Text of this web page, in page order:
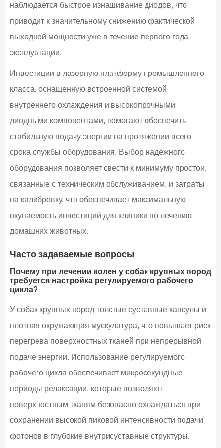
наблюдается быстрое изнашивание диодов, что
приводит к значительному снижению фактической
выходной мощности уже в течение первого года
эксплуатации.
Инвестиции в лазерную платформу промышленного
класса, оснащенную встроенной системой
внутреннего охлаждения и высокопрочными
диодными компонентами, помогают обеспечить
стабильную подачу энергии на протяжении всего
срока службы оборудования. Выбор надежного
оборудования позволяет свести к минимуму простои,
связанные с техническим обслуживанием, и затраты
на калибровку, что обеспечивает максимальную
окупаемость инвестиций для клиники по лечению
домашних животных.
Часто задаваемые вопросы
Почему при лечении колен у собак крупных пород
требуется настройка регулируемого рабочего
цикла?
У собак крупных пород толстые суставные капсулы и
плотная окружающая мускулатура, что повышает риск
перегрева поверхностных тканей при непрерывной
подаче энергии. Использование регулируемого
рабочего цикла обеспечивает микросекундные
периоды релаксации, которые позволяют
поверхностным тканям безопасно охлаждаться при
сохранении высокой пиковой интенсивности подачи
фотонов в глубокие внутрисуставные структуры.